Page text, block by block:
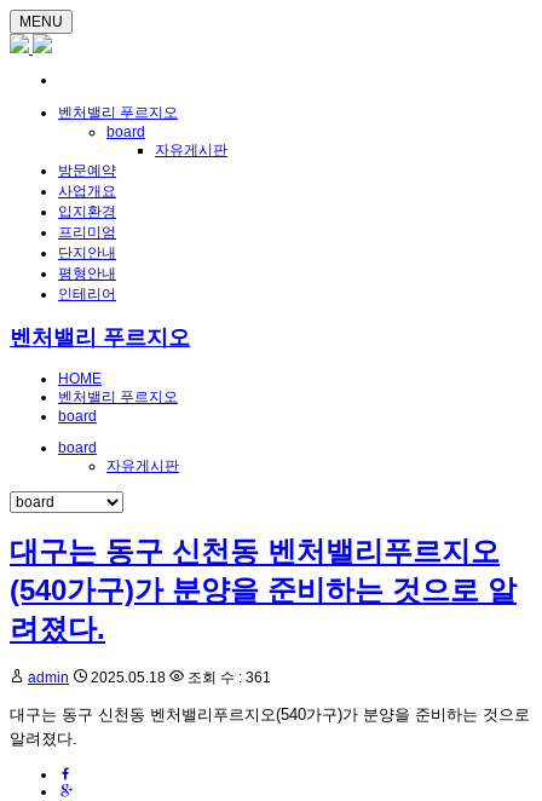
MENU
벤처밸리 푸르지오
board
자유게시판
방문예약
사업개요
입지환경
프리미엄
단지안내
평형안내
인테리어
벤처밸리 푸르지오
HOME
벤처밸리 푸르지오
board
board
자유게시판
대구는 동구 신천동 벤처밸리푸르지오
(540가구)가 분양을 준비하는 것으로 알
려졌다.
admin 2025.05.18 조회 수 : 361
대구는 동구 신천동 벤처밸리푸르지오(540가구)가 분양을 준비하는 것으로
알려졌다.